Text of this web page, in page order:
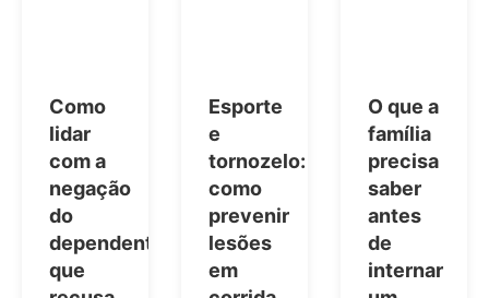
Como
lidar
com a
negação
do
dependente
que
Esporte
e
tornozelo:
como
prevenir
lesões
em
O que a
família
precisa
saber
antes
de
internar